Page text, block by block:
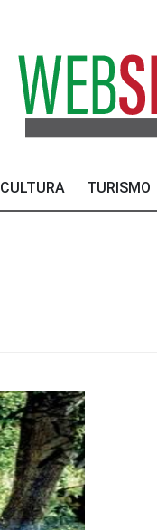
CULTURA TURISMO